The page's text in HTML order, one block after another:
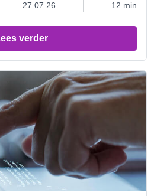
27.07.26 12 min
verder